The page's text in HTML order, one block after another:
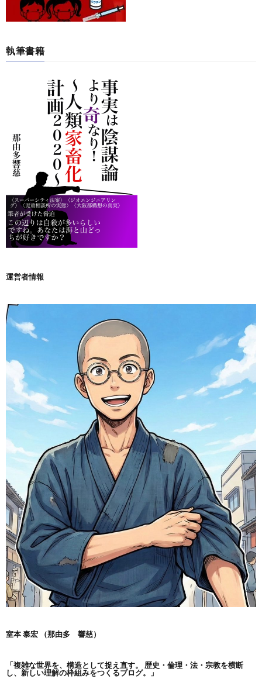
執筆書籍
運営者情報
室本 泰宏 （那由多 響慈）
「複雑な世界を、構造として捉え直す。
歴史・倫理・法・宗教を横断
し、新しい理解の枠組みをつくるブログ。」